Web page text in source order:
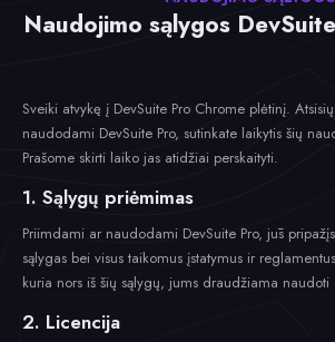
Naudojimo sąlygos
Sveiki atvykę į DevSuite Pro Chrome plėtinį.
naudodami DevSuite Pro, sutinkate laikytis šių
Prašome skirti laiko jas atidžiai perskaityti.
1. Sąlygų priėmimas
Priimdami ar naudodami DevSuite Pro, jūs
sąlygas bei visus taikomus įstatymus ir
kuria nors iš šių sąlygų, jums draudžiama
2. Licencija